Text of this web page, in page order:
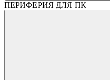
ПЕРИФЕРИЯ ДЛЯ ПК